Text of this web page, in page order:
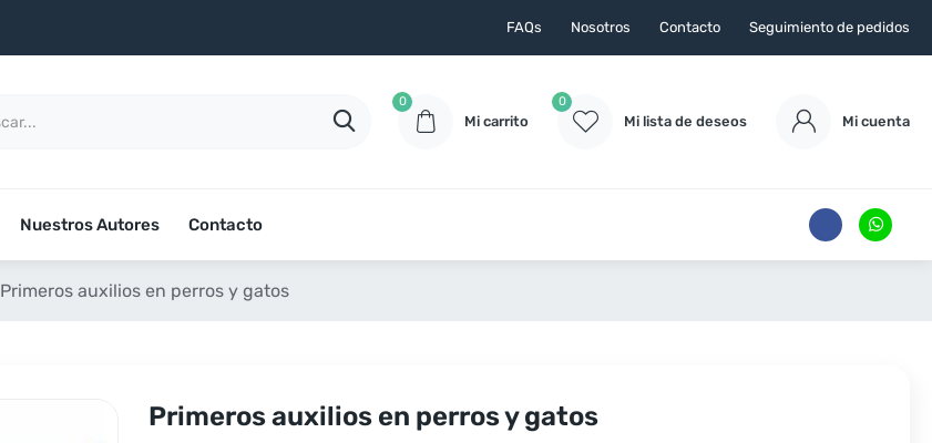
FAQs Nosotros Contacto Seguimiento de pedidos
0
Mi carrito
0
Mi lista de deseos Mi cuenta
Nuestros Autores Contacto
Primeros auxilios en perros y gatos
Primeros auxilios en perros y gatos